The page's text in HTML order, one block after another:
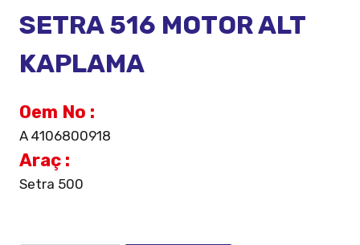
SETRA 516 MOTOR ALT
KAPLAMA
Oem No :
A 4106800918
Araç :
Setra 500